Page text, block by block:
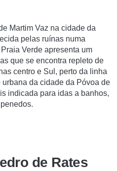
Martim Vaz na cidade da
pelas ruí­nas numa
Verde apresenta um
que se encontra repleto de
centro e Sul, perto da linha
da cidade da Póvoa de
indicada para idas a banhos,
de Rates